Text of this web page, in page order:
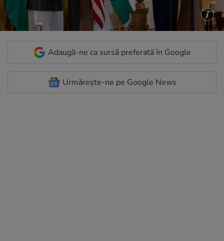
Adaugă-ne ca sursă preferată în Google
Urmărește-ne pe Google News